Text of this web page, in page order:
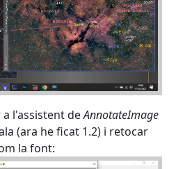
l'assistent deAnnotateImage
(ara he ficat 1.2) i retocar
la font: